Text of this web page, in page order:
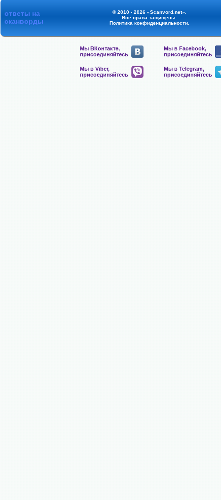
ответы на
сканворды
© 2010 - 2026 «Scanvord.net».
Все права защищены.
Политика конфиденциальности.
Мы ВКонтакте,
присоединяйтесь
Мы в Facebook,
присоединяйтесь
Мы в Viber,
присоединяйтесь
Мы в Telegram,
присоединяйтесь